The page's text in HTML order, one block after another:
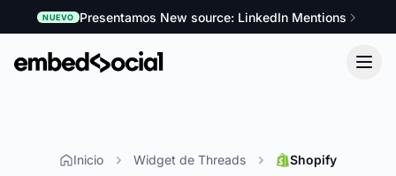
NUEVO Presentamos New source: LinkedIn Mentions
Inicio Widget de Threads Shopify